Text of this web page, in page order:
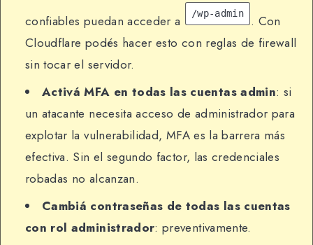
confiables puedan acceder a
/wp-admin
. Con
Cloudflare podés hacer esto con reglas de firewall
sin tocar el servidor.
Activá MFA en todas las cuentas admin: si
un atacante necesita acceso de administrador para
explotar la vulnerabilidad, MFA es la barrera más
efectiva. Sin el segundo factor, las credenciales
robadas no alcanzan.
Cambiá contraseñas de todas las cuentas
con rol administrador: preventivamente.